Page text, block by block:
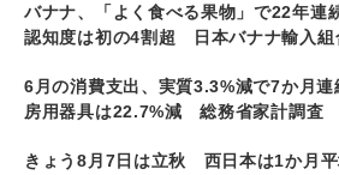
バナナ、「よく食べる果物」で22年
認知度は初の4割超 日本バナナ輸入組
6月の消費支出、実質3.3%減で7か月
房用器具は22.7%減 総務省家計調査
きょう8月7日は立秋 西日本は1か月